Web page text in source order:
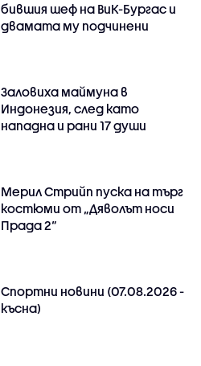
бившия шеф на ВиК-Бургас и
двамата му подчинени
Заловиха маймуна в
Индонезия, след като
нападна и рани 17 души
Мерил Стрийп пуска на търг
костюми от „Дяволът носи
Прада 2“
Спортни новини (07.08.2026 -
късна)